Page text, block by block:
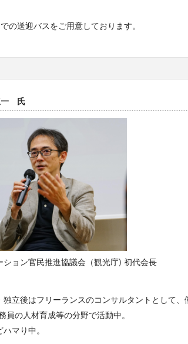
の送迎バスをご用意しております。
一 氏
ション官民推進協議会（観光庁) 初代会長
独立後はフリーランスのコンサルタントとして
員の人材育成等の分野で活動中。
マり中。